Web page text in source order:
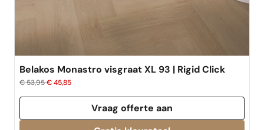
Belakos Monastro visgraat XL 93 | Rigid Click
€ 53,95€ 45,85
Vraag offerte aan